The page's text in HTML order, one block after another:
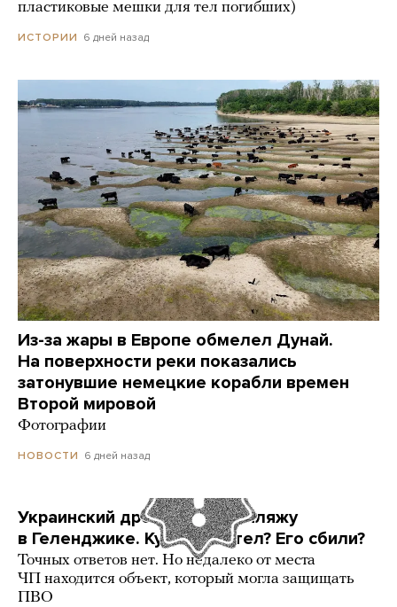
пластиковые мешки для тел погибших)
ИСТОРИИ 6 дней назад
Из-за жары в Европе обмелел Дунай.
На поверхности реки показались
затонувшие немецкие корабли времен
Второй мировой
Фотографии
НОВОСТИ 6 дней назад
Украинский дрон попал по пляжу
в Геленджике. Куда он летел? Его сбили?
Точных ответов нет. Но недалеко от места
ЧП находится объект, который могла защищать
ПВО